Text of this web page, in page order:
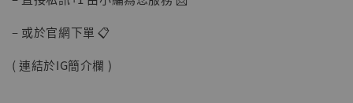
– 或於官網下單 📋
( 連結於IG簡介欄 )